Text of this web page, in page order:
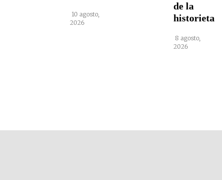
10 agosto,
2026
de la
historieta
8 agosto,
2026